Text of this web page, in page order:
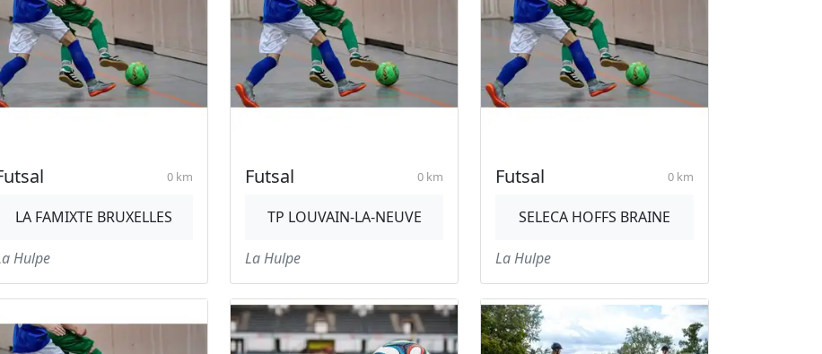
0 km
LA FAMIXTE BRUXELLES
Hulpe
Futsal 0 km
TP LOUVAIN-LA-NEUVE
La Hulpe
Futsal 0 km
SELECA HOFFS BRAINE
La Hulpe